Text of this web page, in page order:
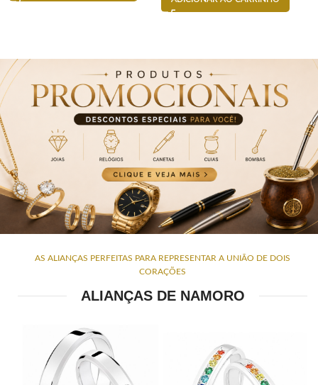
AS ALIANÇAS PERFEITAS PARA REPRESENTAR A UNIÃO DE DOIS
CORAÇÕES
ALIANÇAS DE NAMORO